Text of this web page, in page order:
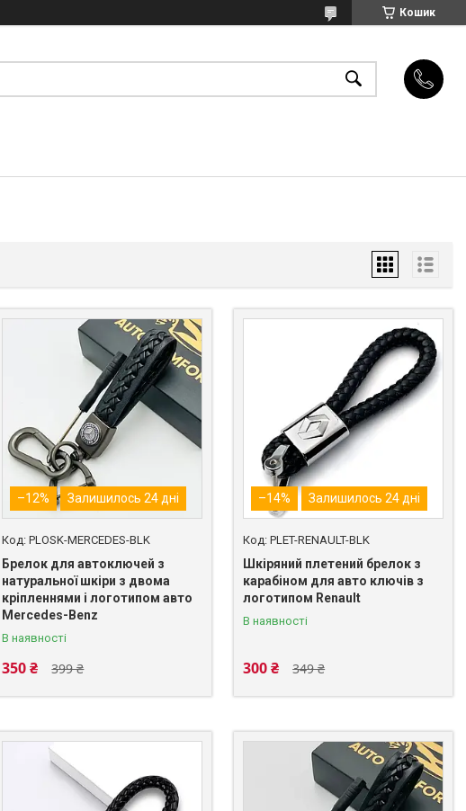
Кошик
–12% Залишилось 24 дні
PLOSK-MERCEDES-BLK
Брелок для автоключей з
натуральної шкіри з двома
кріпленнями і логотипом авто
Mercedes-Benz
В наявності
399 ₴
350 ₴
–14% Залишилось 24 дні
PLET-RENAULT-BLK
Шкіряний плетений брелок з
карабіном для авто ключів з
логотипом Renault
В наявності
349 ₴
300 ₴